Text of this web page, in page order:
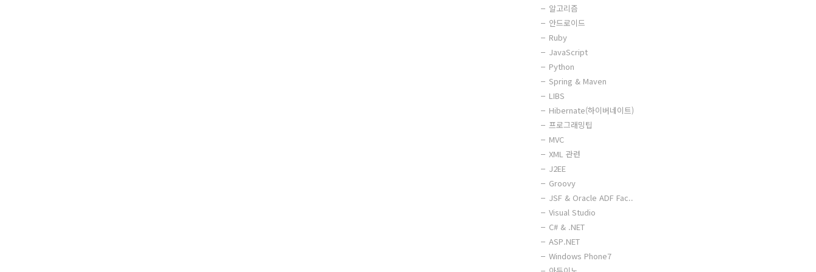
알고리즘
안드로이드
Ruby
JavaScript
Python
Spring & Maven
LIBS
Hibernate(하이버네이트)
프로그래밍팁
MVC
XML 관련
J2EE
Groovy
JSF & Oracle ADF Fac..
Visual Studio
C# & .NET
ASP.NET
Windows Phone7